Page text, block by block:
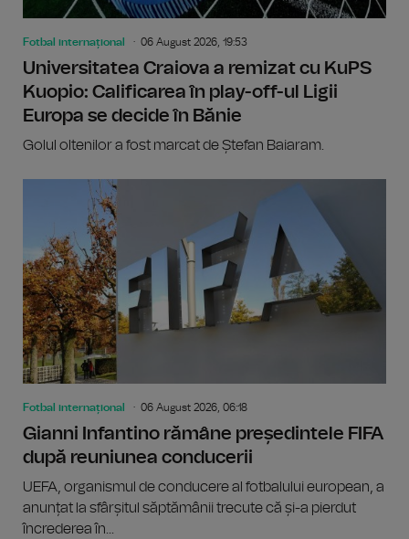
Fotbal internațional 06 August 2026, 19:53
Universitatea Craiova a remizat cu KuPS
Kuopio: Calificarea în play-off-ul Ligii
Europa se decide în Bănie
Golul oltenilor a fost marcat de Ștefan Baiaram.
Fotbal internațional 06 August 2026, 06:18
Gianni Infantino rămâne președintele FIFA
după reuniunea conducerii
UEFA, organismul de conducere al fotbalului european, a
anunțat la sfârșitul săptămânii trecute că și-a pierdut
încrederea în...